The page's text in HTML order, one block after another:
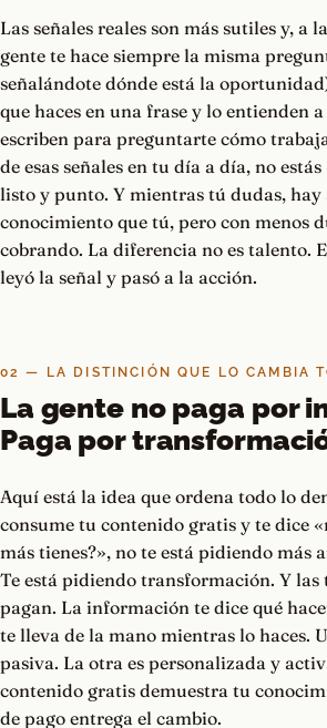
Las señales reales son más sutiles y, a
gente te hace siempre la misma
señalándote dónde está la
que haces en una frase y lo entienden
escriben para preguntarte cómo
de esas señales en tu día a día, no
listo y punto. Y mientras tú dudas, hay
conocimiento que tú, pero con menos
cobrando. La diferencia no es talento.
leyó la señal y pasó a la acción.
02 — LA DISTINCIÓN QUE LO CAMBIA
La gente no paga por
Paga por
Aquí está la idea que ordena todo lo
consume tu contenido gratis y te dice
más tienes?», no te está pidiendo más
Te está pidiendo transformación. Y las
pagan. La información te dice qué
te lleva de la mano mientras lo haces.
pasiva. La otra es personalizada y
contenido gratis demuestra tu
de pago entrega el cambio.